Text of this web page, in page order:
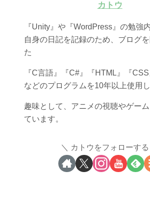
カトウ
『Unity』や『WordPress』の勉強
自身の日記を記録のため、ブログ
た
『C言語』『C#』『HTML』『CSS
などのプログラムを10年以上使用し
趣味として、アニメの視聴やゲー
ています。
カトウをフォローする